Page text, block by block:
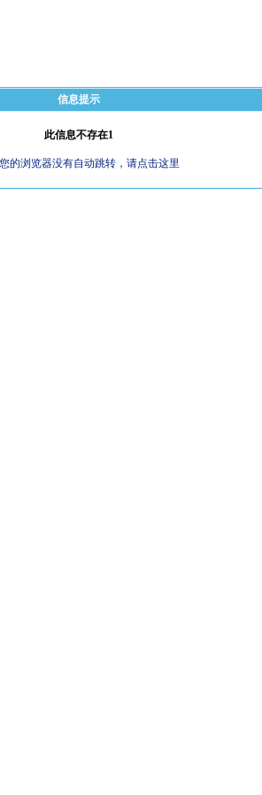
信息提示
此信息不存在1
的浏览器没有自动跳转，请点击这里